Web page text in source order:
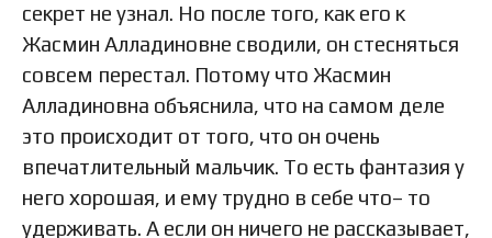
секрет не узнал. Но после того, как его к
Жасмин Алладиновне сводили, он стесняться
совсем перестал. Потому что Жасмин
Алладиновна объяснила, что на самом деле
это происходит от того, что он очень
впечатлительный мальчик. То есть фантазия у
него хорошая, и ему трудно в себе что– то
удерживать. А если он ничего не рассказывает,